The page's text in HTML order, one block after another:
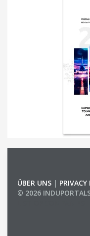
ÜBER UNS | PRIVACY
© 2026